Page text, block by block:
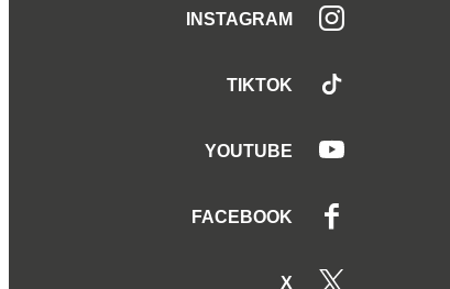
INSTAGRAM
TIKTOK
YOUTUBE
FACEBOOK
X